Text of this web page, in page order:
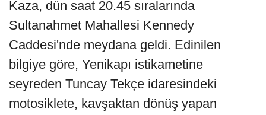
Kaza, dün saat 20.45 sıralarında
Sultanahmet Mahallesi Kennedy
Caddesi'nde meydana geldi. Edinilen
bilgiye göre, Yenikapı istikametine
seyreden Tuncay Tekçe idaresindeki
motosiklete, kavşaktan dönüş yapan